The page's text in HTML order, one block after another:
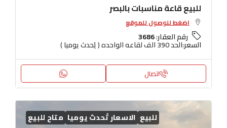
للبيع قاعة مناسبات بالبصر
اضغط للوصول للموقع
رقم العقار:3686
السعر:الحد 390 الف لقاعه الواحده ( يُحدث يوميا )
اتصال
للبيع الاسعار تُحدث يوميا متاح للبيع